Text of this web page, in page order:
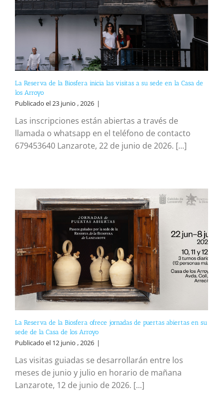
La Reserva de la Biosfera inicia las visitas a su sede en la Casa de
los Arroyo
Publicado el 23 junio , 2026 |
Las inscripciones están abiertas a través de
llamada o whatsapp en el teléfono de contacto
679453640 Lanzarote, 22 de junio de 2026. [...]
La Reserva de la Biosfera ofrece jornadas de puertas abiertas en su
sede de la Casa de los Arroyo
Publicado el 12 junio , 2026 |
Las visitas guiadas se desarrollarán entre los
meses de junio y julio en horario de mañana
Lanzarote, 12 de junio de 2026. [...]